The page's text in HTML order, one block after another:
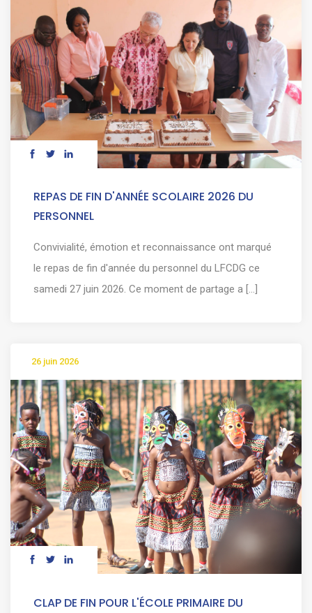
REPAS DE FIN D'ANNÉE SCOLAIRE 2026 DU
PERSONNEL
Convivialité, émotion et reconnaissance ont marqué
le repas de fin d'année du personnel du LFCDG ce
samedi 27 juin 2026. Ce moment de partage a [...]
26 juin 2026
CLAP DE FIN POUR L'ÉCOLE PRIMAIRE DU